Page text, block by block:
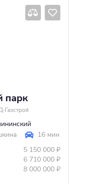
парк
Газстрой
16 мин
5 150 000 ₽
6 710 000 ₽
8 000 000 ₽